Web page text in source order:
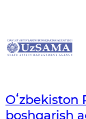
boshqarish